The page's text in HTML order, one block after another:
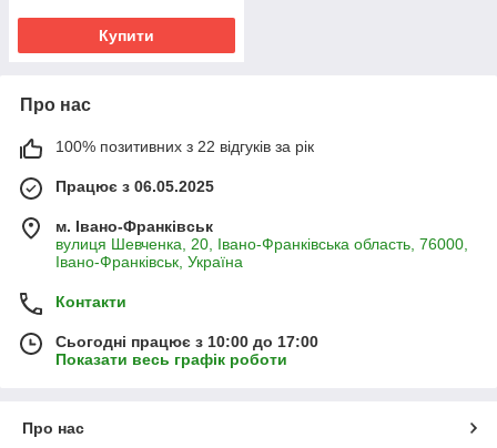
Купити
Про нас
100% позитивних з 22 відгуків за рік
Працює з 06.05.2025
м. Івано-Франківськ
вулиця Шевченка, 20, Івано-Франківська область, 76000,
Івано-Франківськ, Україна
Контакти
Сьогодні працює з 10:00 до 17:00
Показати весь графік роботи
Про нас